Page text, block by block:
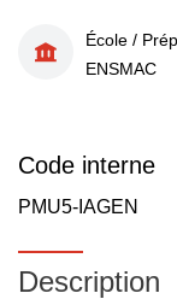
École /
ENSMAC
Code interne
PMU5-IAGEN
Description